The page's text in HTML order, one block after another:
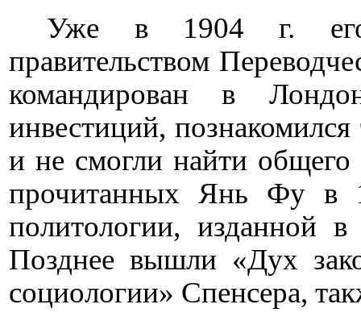
Уже в 1904 г. его
правительством
командирован в
инвестиций,
и не смогли найти
прочитанных Янь Фу в
политологии, изданной
Позднее вышли «Дух
социологии» Спенсера,